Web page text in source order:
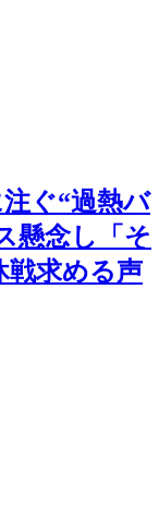
ぐ“過熱バ
懸念し「そ
戦求める声